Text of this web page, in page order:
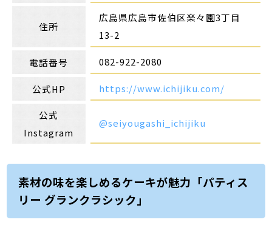
住所
広島県広島市佐伯区楽々園3丁目
13-2
電話番号 082-922-2080
公式HP https://www.ichijiku.com/
公式
Instagram
@seiyougashi_ichijiku
素材の味を楽しめるケーキが魅力「パティス
リー グランクラシック」